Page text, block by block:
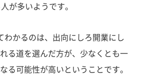
が多いようです。
わかるのは、出向にしろ開業にし
る道を選んだ方が、少なくとも一
る可能性が高いということです。